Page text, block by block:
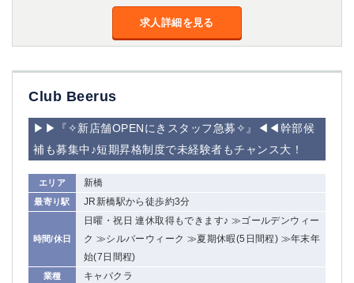
求人詳細を見る
Club Beerus
▶▶『✧新店舗OPENにきスタッフ急募✧』◀◀幹部候
補も募集中♪短期昇格制度で未経験者もチャンス大！
エリア 新橋
最寄り駅 JR新橋駅から徒歩約3分
時間/休日
日曜・祝日 連休取得もできます♪ ≫ゴールデンウィー
ク ≫シルバーウィーク ≫夏期休暇(5日間程) ≫年末年
始(7日間程)
業種 キャバクラ